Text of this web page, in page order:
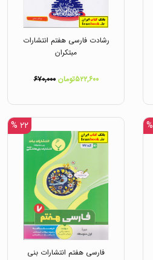
رشادت فارسی هفتم انتشارات
مبتکران
۵۲۲,۶۰۰تومان ۶۷۰,۰۰۰
۲۲ %
فارسی هفتم انتشارات بنی